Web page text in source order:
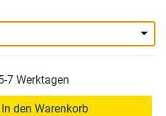
7 Werktagen
In den Warenkorb